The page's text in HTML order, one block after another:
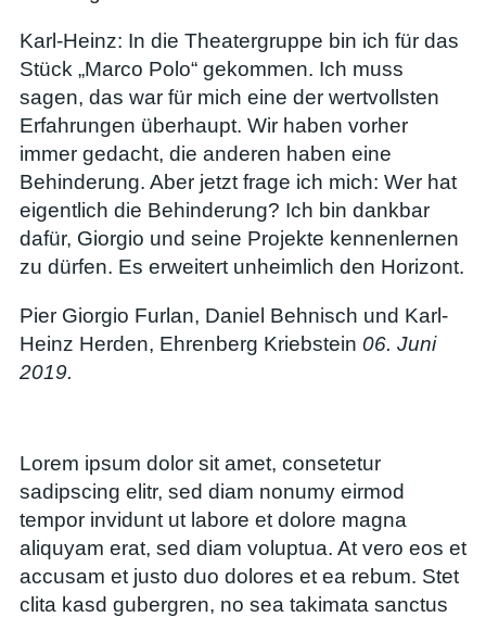
Karl-Heinz: In die Theatergruppe bin ich für das
Stück „Marco Polo“ gekommen. Ich muss
sagen, das war für mich eine der wertvollsten
Erfahrungen überhaupt. Wir haben vorher
immer gedacht, die anderen haben eine
Behinderung. Aber jetzt frage ich mich: Wer hat
eigentlich die Behinderung? Ich bin dankbar
dafür, Giorgio und seine Projekte kennenlernen
zu dürfen. Es erweitert unheimlich den Horizont.
Pier Giorgio Furlan, Daniel Behnisch und Karl-
Heinz Herden, Ehrenberg Kriebstein 06. Juni
2019.
Lorem ipsum dolor sit amet, consetetur
sadipscing elitr, sed diam nonumy eirmod
tempor invidunt ut labore et dolore magna
aliquyam erat, sed diam voluptua. At vero eos et
accusam et justo duo dolores et ea rebum. Stet
clita kasd gubergren, no sea takimata sanctus